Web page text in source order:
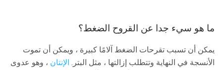
ما هو سيء جدا عن القروح الضغط؟
يمكن أن تسبب تقرحات الضغط آلامًا كبيرة ، ويمكن أن تموت
الأنسجة في النهاية وتتطلب إزالتها ، مثل البتر. الإنتان ، وهو عدوى